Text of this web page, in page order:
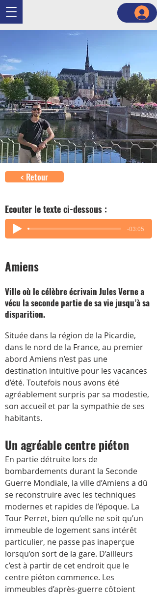
< Retour
Ecouter le texte ci-dessous :
-03:05
Amiens
Ville où le célèbre écrivain Jules Verne a
vécu la seconde partie de sa vie jusqu’à sa
disparition.
Située dans la région de la Picardie,
dans le nord de la France, au premier
abord Amiens n’est pas une
destination intuitive pour les vacances
d’été. Toutefois nous avons été
agréablement surpris par sa modestie,
son accueil et par la sympathie de ses
habitants.
Un agréable centre piéton
En partie détruite lors de
bombardements durant la Seconde
Guerre Mondiale, la ville d’Amiens a dû
se reconstruire avec les techniques
modernes et rapides de l’époque. La
Tour Perret, bien qu’elle ne soit qu’un
immeuble de logement sans intérêt
particulier, ne passe pas inaperçue
lorsqu’on sort de la gare. D’ailleurs
c’est à partir de cet endroit que le
centre piéton commence. Les
immeubles d’après-guerre côtoient